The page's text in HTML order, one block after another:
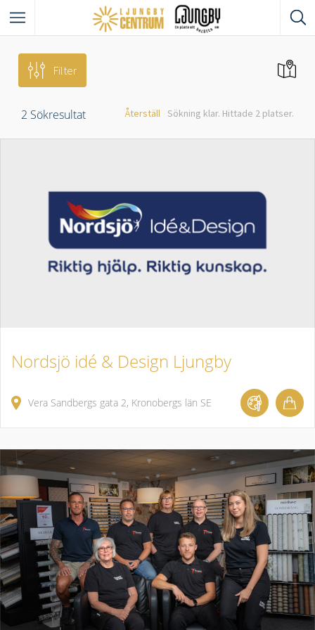
Filter
2 Sökresultat Sökning klar. Hittade 2 platser.
Återställ
Nordsjö idé & Design Ljungby
Vera Sandbergs gata 2 Kronobergs län SE